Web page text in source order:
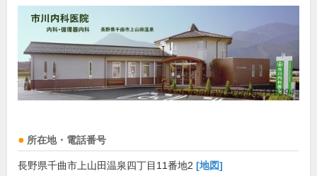
所在地・電話番号
長野県千曲市上山田温泉四丁目11番地2 [地図]